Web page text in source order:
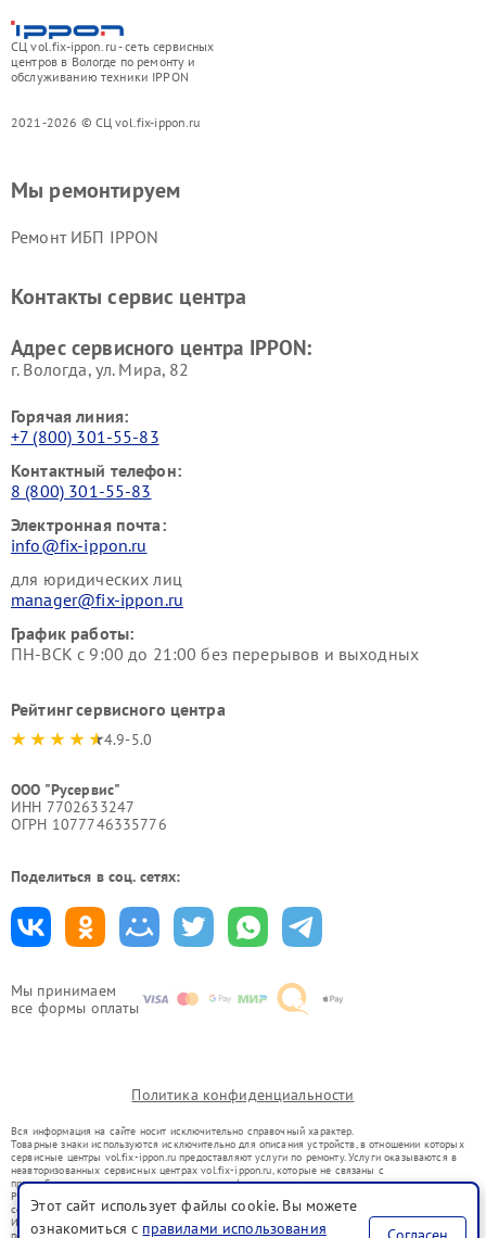
СЦ vol.fix-ippon.ru - сеть сервисных
центров в Вологде по ремонту и
обслуживанию техники IPPON
2021-2026 © СЦ vol.fix-ippon.ru
Мы принимаем
все формы оплаты
Мы ремонтируем
Ремонт ИБП IPPON
Контакты сервис центра
Адрес сервисного центра IPPON:
г. Вологда, ул. Мира, 82
Горячая линия:
+7 (800) 301-55-83
Контактный телефон:
8 (800) 301-55-83
Электронная почта:
info@fix-ippon.ru
для юридических лиц
manager@fix-ippon.ru
График работы:
ПН-ВСК с 9:00 до 21:00 без перерывов и выходных
Рейтинг сервисного центра
4.9-5.0
ООО "Русервис"
ИНН 7702633247
ОГРН 1077746335776
Поделиться в соц. сетях:
Политика конфиденциальности
Вся информация на сайте носит исключительно справочный характер.
Товарные знаки используются исключительно для описания устройств, в отношении которых
сервисные центры vol.fix-ippon.ru предоставляют услуги по ремонту. Услуги оказываются в
неавторизованных сервисных центрах vol.fix-ippon.ru, которые не связаны с
правообладателями товарных знаков или их официальными представителями.
Ремонт осуществляется для устройств, уже введенных в гражданский оборот в соответствии
со статьей 1487 ГК РФ.
Использование товарных знаков не преследует цели индивидуализации услуг или введения
Этот сайт использует файлы cookie. Вы можете
ознакомиться с правилами использования